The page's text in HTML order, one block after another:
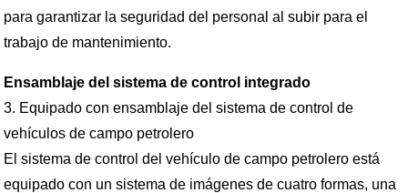
para garantizar la seguridad del personal al subir para el
trabajo de mantenimiento.
Ensamblaje del sistema de control integrado
3. Equipado con ensamblaje del sistema de control de
vehículos de campo petrolero
El sistema de control del vehículo de campo petrolero está
equipado con un sistema de imágenes de cuatro formas, una